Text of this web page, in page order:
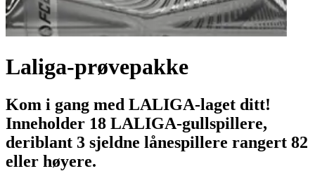
Laliga-prøvepakke
Kom i gang med LALIGA-laget ditt!
Inneholder 18 LALIGA-gullspillere,
deriblant 3 sjeldne lånespillere rangert 82
eller høyere.